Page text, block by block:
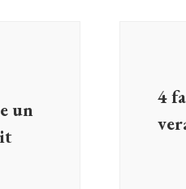
un
4